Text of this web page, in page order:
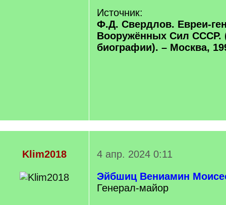
Источник:
Ф.Д. Свердлов. Евреи-
Вооружённых Сил СССР.
биографии). – Москва,
Klim2018
4 апр. 2024 0:11
Эйбшиц Вениамин
Генерал-майор